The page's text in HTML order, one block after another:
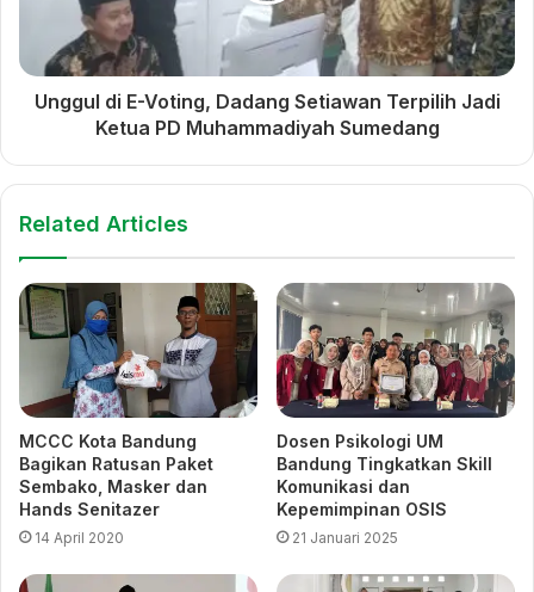
Mujahidin Donasikan Rp. 8
Juta untuk Palestina
masjid mujahidin Masjid Raya Mujahidin
Unggul di E-Voting, Dadang Setiawan Terpilih Jadi
Ketua PD Muhammadiyah Sumedang
Related Articles
MCCC Kota Bandung
Bagikan Ratusan Paket
Sembako, Masker dan
Hands Senitazer
14 April 2020
Dosen Psikologi UM
Bandung Tingkatkan Skill
Komunikasi dan
Kepemimpinan OSIS
21 Januari 2025